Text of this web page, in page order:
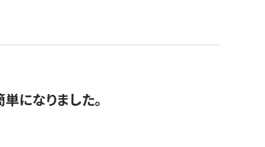
になりました。